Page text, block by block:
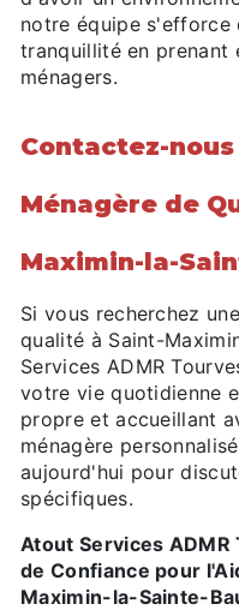
notre équipe
tranquillité en prenant
ménagers.
Contactez-
Ménagère de
Maximin-la-
Si vous recherchez
qualité à Saint-
Services ADMR
votre vie quotidienne
propre et accueillant
ménagère
aujourd'hui pour
spécifiques.
Atout Services
de Confiance pour
Maximin-la-Sainte-